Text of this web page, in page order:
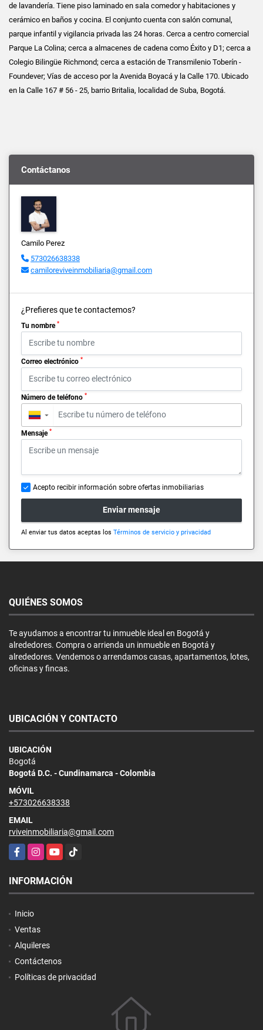
de lavandería. Tiene piso laminado en sala comedor y habitaciones y
cerámico en baños y cocina. El conjunto cuenta con salón comunal,
parque infantil y vigilancia privada las 24 horas. Cerca a centro comercial
Parque La Colina; cerca a almacenes de cadena como Éxito y D1; cerca a
Colegio Bilingüe Richmond; cerca a estación de Transmilenio Toberín -
Foundever; Vías de acceso por la Avenida Boyacá y la Calle 170. Ubicado
en la Calle 167 # 56 - 25, barrio Britalia, localidad de Suba, Bogotá.
Contáctanos
Camilo Perez
573026638338
camiloreviveinmobiliaria@gmail.com
¿Prefieres que te contactemos?
Tu nombre *
Correo electrónico *
Número de teléfono *
▼
Mensaje *
Acepto recibir información sobre ofertas inmobiliarias
Enviar mensaje
Al enviar tus datos aceptas los Términos de servicio y privacidad
QUIÉNES SOMOS
Te ayudamos a encontrar tu inmueble ideal en Bogotá y
alrededores. Compra o arrienda un inmueble en Bogotá y
alrededores. Vendemos o arrendamos casas, apartamentos, lotes,
oficinas y fincas.
UBICACIÓN Y CONTACTO
UBICACIÓN
Bogotá
Bogotá D.C. - Cundinamarca - Colombia
MÓVIL
+573026638338
EMAIL
rviveinmobiliaria@gmail.com
FacebookInstagramYouTubeTikTok
INFORMACIÓN
Inicio
Ventas
Alquileres
Contáctenos
Políticas de privacidad